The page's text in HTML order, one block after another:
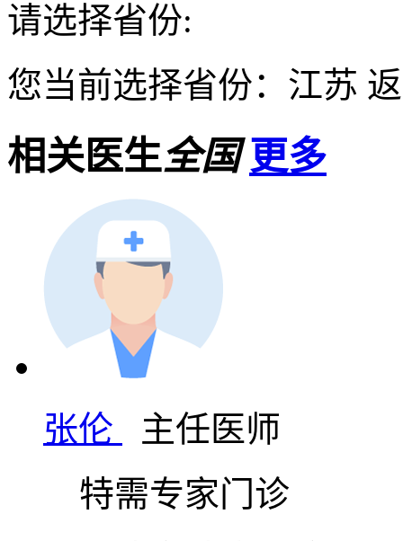
请选择省份:
您当前选择省份： 江苏
相关医生全国 更多
张伦
主任医师
特需专家门诊